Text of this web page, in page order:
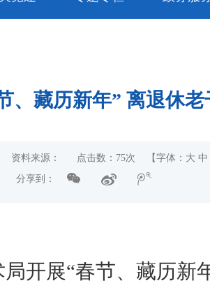
、藏历新年” 离退休
资料来源： 点击数： 75次 【字体： 大 中
分享到：
开展“春节、藏历新